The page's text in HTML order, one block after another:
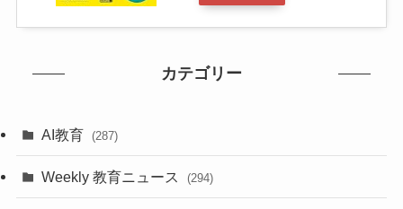
カテゴリー
AI教育 (287)
Weekly 教育ニュース (294)